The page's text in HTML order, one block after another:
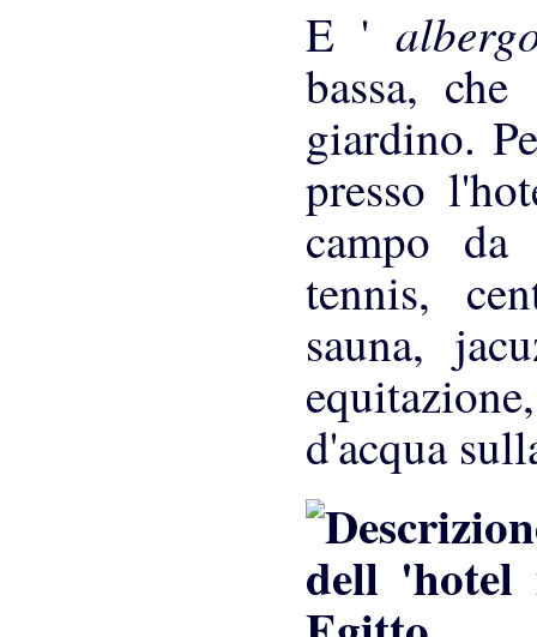
E '
bassa,
giardino.
presso
campo
tennis,
sauna,
d'acqua